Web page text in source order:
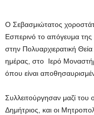
Ο Σεβασμιώτατος
Εσπερινό το απόγευμα
στην Πολυαρχιερατική
ημέρας, στο Ιερό
όπου είναι
Συλλειτούργησαν μαζί του
Δημήτριος, και οι